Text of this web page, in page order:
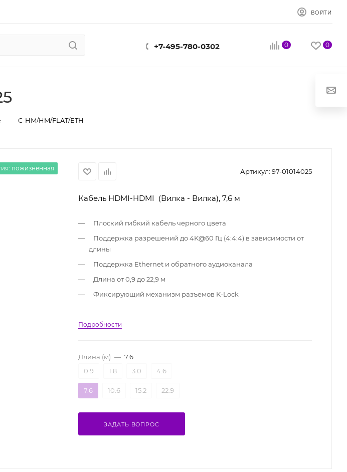
ВОЙТИ
+7-495-780-0302 0 0
— C-HM/HM/FLAT/ETH
пожизненная Артикул: 97-01014025
Кабель HDMI-HDMI (Вилка - Вилка), 7,6 м
Плоский гибкий кабель черного цвета
Поддержка разрешений до 4K@60 Гц (4:4:4) в зависимости от
длины
Поддержка Ethernet и обратного аудиоканала
Длина от 0,9 до 22,9 м
Фиксирующий механизм разъемов K-Lock
Подробности
Длина (м) — 7.6
0.9
1.8 3.0 4.6
7.6 10.6 15.2 22.9
ЗАДАТЬ ВОПРОС